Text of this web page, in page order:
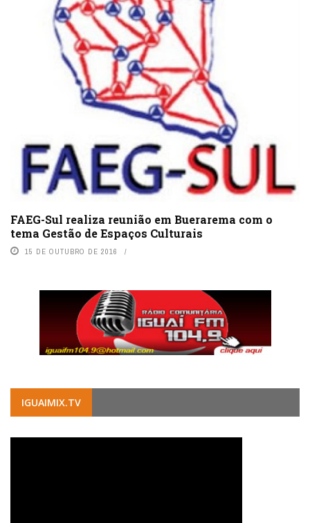
FAEG-Sul realiza reunião em Buerarema com o
tema Gestão de Espaços Culturais
15 DE OUTUBRO DE 2016
IGUAIMIX.TV